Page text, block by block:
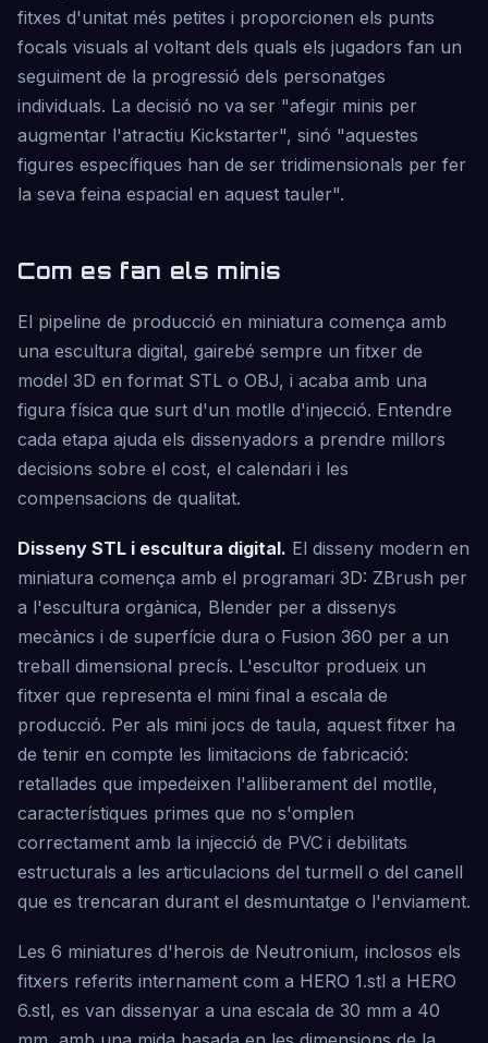
fitxes d'unitat més petites i proporcionen els punts
focals visuals al voltant dels quals els jugadors fan un
seguiment de la progressió dels personatges
individuals. La decisió no va ser "afegir minis per
augmentar l'atractiu Kickstarter", sinó "aquestes
figures específiques han de ser tridimensionals per fer
la seva feina espacial en aquest tauler".
Com es fan els minis
El pipeline de producció en miniatura comença amb
una escultura digital, gairebé sempre un fitxer de
model 3D en format STL o OBJ, i acaba amb una
figura física que surt d'un motlle d'injecció. Entendre
cada etapa ajuda els dissenyadors a prendre millors
decisions sobre el cost, el calendari i les
compensacions de qualitat.
Disseny STL i escultura digital. El disseny modern en
miniatura comença amb el programari 3D: ZBrush per
a l'escultura orgànica, Blender per a dissenys
mecànics i de superfície dura o Fusion 360 per a un
treball dimensional precís. L'escultor produeix un
fitxer que representa el mini final a escala de
producció. Per als mini jocs de taula, aquest fitxer ha
de tenir en compte les limitacions de fabricació:
retallades que impedeixen l'alliberament del motlle,
característiques primes que no s'omplen
correctament amb la injecció de PVC i debilitats
estructurals a les articulacions del turmell o del canell
que es trencaran durant el desmuntatge o l'enviament.
Les 6 miniatures d'herois de Neutronium, inclosos els
fitxers referits internament com a HERO 1.stl a HERO
6.stl, es van dissenyar a una escala de 30 mm a 40